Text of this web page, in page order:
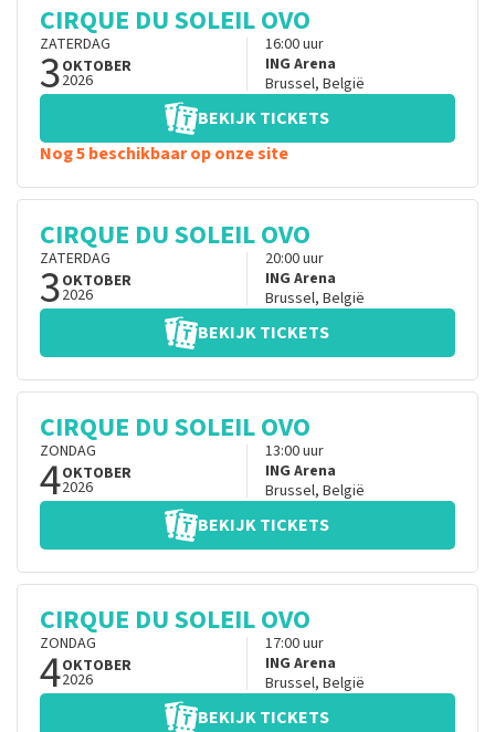
CIRQUE DU SOLEIL OVO
ZATERDAG
3OKTOBER
2026
16:00uur
ING Arena
Brussel, België
BEKIJK TICKETS
Nog 5 beschikbaar op onze site
CIRQUE DU SOLEIL OVO
ZATERDAG
3OKTOBER
2026
20:00uur
ING Arena
Brussel, België
BEKIJK TICKETS
CIRQUE DU SOLEIL OVO
ZONDAG
4OKTOBER
2026
13:00uur
ING Arena
Brussel, België
BEKIJK TICKETS
CIRQUE DU SOLEIL OVO
ZONDAG
4OKTOBER
2026
17:00uur
ING Arena
Brussel, België
BEKIJK TICKETS